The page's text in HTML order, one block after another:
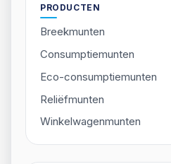
PRODUCTEN
Breekmunten
Consumptiemunten
Eco-consumptiemunten
Reliëfmunten
Winkelwagenmunten